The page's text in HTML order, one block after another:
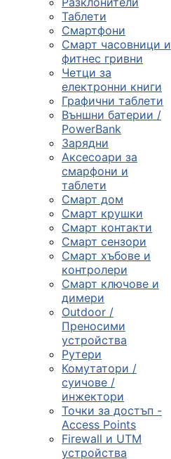
Таблети
Смартфони
Смарт часовници и
фитнес гривни
Четци за
електронни книги
Графични таблети
Външни батерии /
PowerBank
Зарядни
Аксесоари за
смарфони и
таблети
Смарт дом
Смарт крушки
Смарт контакти
Смарт сензори
Смарт хъбове и
контролери
Смарт ключове и
димери
Outdoor /
Преносими
устройства
Рутери
Комутатори /
суичове /
инжектори
Точки за достъп -
Access Points
Firewall и UTM
устройства